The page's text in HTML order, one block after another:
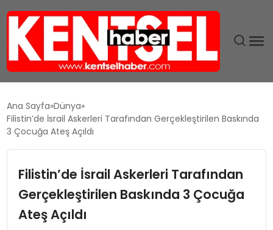
GÜNDEM
EĞITIM
TEKNOLOJI
Ana Sayfa Dünya
Filistin’de İsrail Askerleri Tarafından Gerçekleştirilen Baskında
3 Çocuğa Ateş Açıldı
Filistin’de İsrail Askerleri Tarafından
Gerçekleştirilen Baskında 3 Çocuğa
Ateş Açıldı